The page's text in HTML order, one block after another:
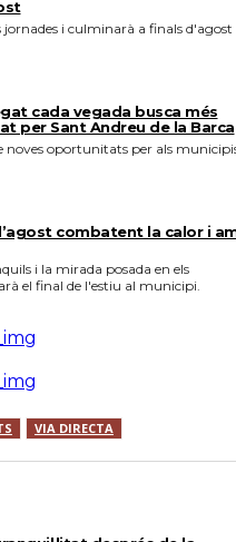
i culminarà a finals d'agost
cada vegada busca més
per Sant Andreu de la Barca
noves oportunitats per als
combatent la calor i
i la mirada posada en els
el final de l'estiu al municipi.
VIA DIRECTA